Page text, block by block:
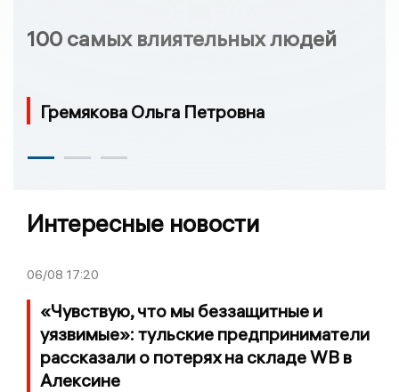
100 самых влиятельных людей
Гремякова Ольга Петровна
Интересные новости
06/08 17:20
«Чувствую, что мы беззащитные и
уязвимые»: тульские предприниматели
рассказали о потерях на складе WB в
Алексине